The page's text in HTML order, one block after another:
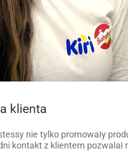
klienta
nie tylko promowały
kontakt z klientem pozwalał